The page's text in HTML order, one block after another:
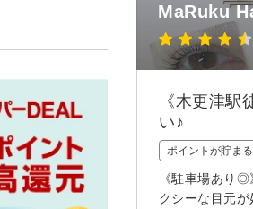
MaRuku
《木更津
い♪
ポイントが貯ま
《駐車場あり
クシーな目元